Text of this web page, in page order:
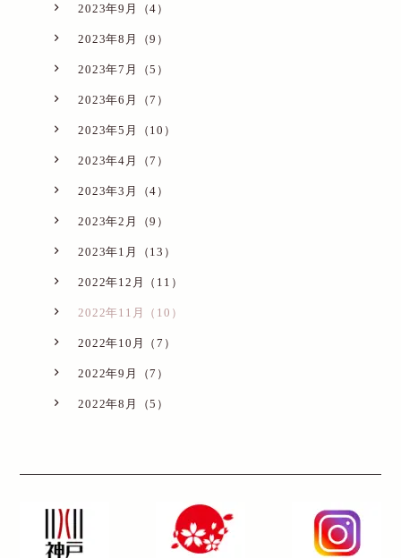
2023年9月（4）
2023年8月（9）
2023年7月（5）
2023年6月（7）
2023年5月（10）
2023年4月（7）
2023年3月（4）
2023年2月（9）
2023年1月（13）
2022年12月（11）
2022年11月（10）
2022年10月（7）
2022年9月（7）
2022年8月（5）